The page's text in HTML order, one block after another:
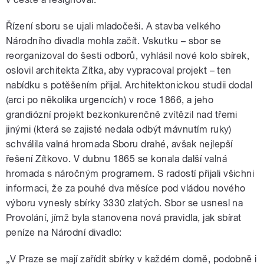
Řízení sboru se ujali mladočeši. A stavba velkého
Národního divadla mohla začít. Vskutku – sbor se
reorganizoval do šesti odborů, vyhlásil nové kolo sbírek,
oslovil architekta Zítka, aby vypracoval projekt – ten
nabídku s potěšením přijal. Architektonickou studii dodal
(arci po několika urgencích) v roce 1866, a jeho
grandiózní projekt bezkonkurenčně zvítězil nad třemi
jinými (která se zajisté nedala odbýt mávnutím ruky)
schválila valná hromada Sboru drahé, avšak nejlepší
řešení Zítkovo. V dubnu 1865 se konala další valná
hromada s náročným programem. S radostí přijali všichni
informaci, že za pouhé dva měsíce pod vládou nového
výboru vynesly sbírky 3330 zlatých. Sbor se usnesl na
Provolání, jímž byla stanovena nová pravidla, jak sbírat
peníze na Národní divadlo:
„V Praze se mají zařídit sbírky v každém domě, podobně i